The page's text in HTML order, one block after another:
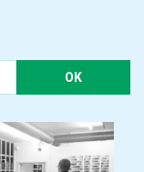
OK